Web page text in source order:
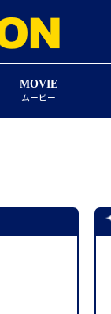
MOVIE
ムービー